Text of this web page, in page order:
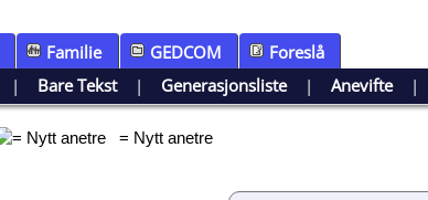
Familie GEDCOM
Foreslå
| Bare Tekst| Generasjonsliste|Anevifte|
= Nytt anetre